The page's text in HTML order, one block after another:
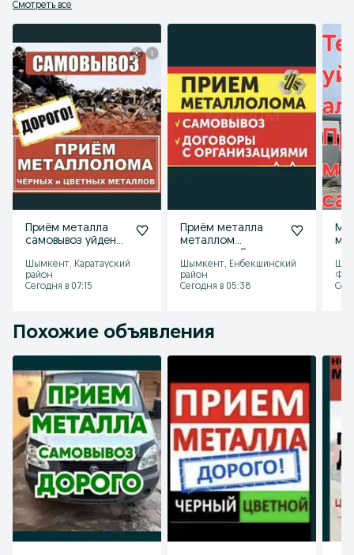
Смотреть все
Приём металла
самовывоз уйден
металлом темир
Шымкент, Каратауский
район
Сегодня в 07:15
Приём металла
металлом
кабылдаймыз
уйден ап кетемиз
и
Шымкент, Енбекшинский
район
Сегодня в 05:38
ап
Похожие объявления